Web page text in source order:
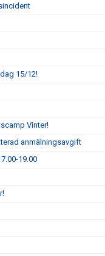
15/12!
Vinter!
anmälningsavgift
19.00